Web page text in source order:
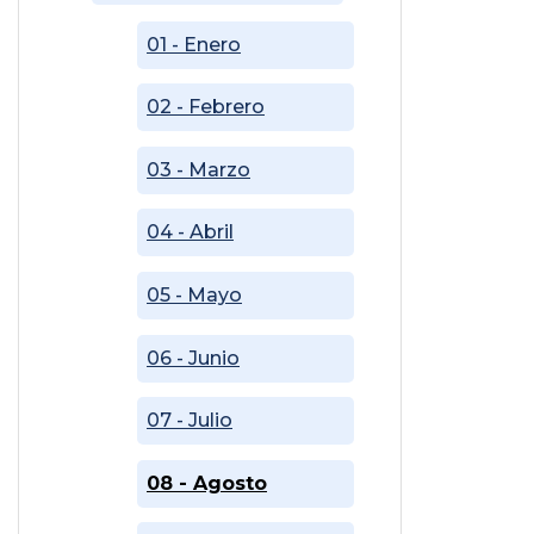
01 - Enero
02 - Febrero
03 - Marzo
04 - Abril
05 - Mayo
06 - Junio
07 - Julio
08 - Agosto